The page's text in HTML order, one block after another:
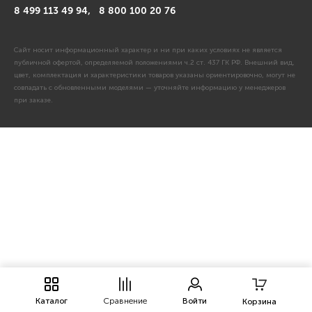
Каталог Сравнение Войти Корзина
8 499 113 49 94, 8 800 100 20 76
Сайт носит информационный характер и ни при каких условиях не является
публичной офертой, определяемой положениями ч.2 ст. 437 ГК РФ. Внешний вид,
цвет, комплектация и характеристики товаров указаны ориентировочно, могут не
совпадать с обновленными моделями — уточняйте информацию у менеджеров
при заказе.